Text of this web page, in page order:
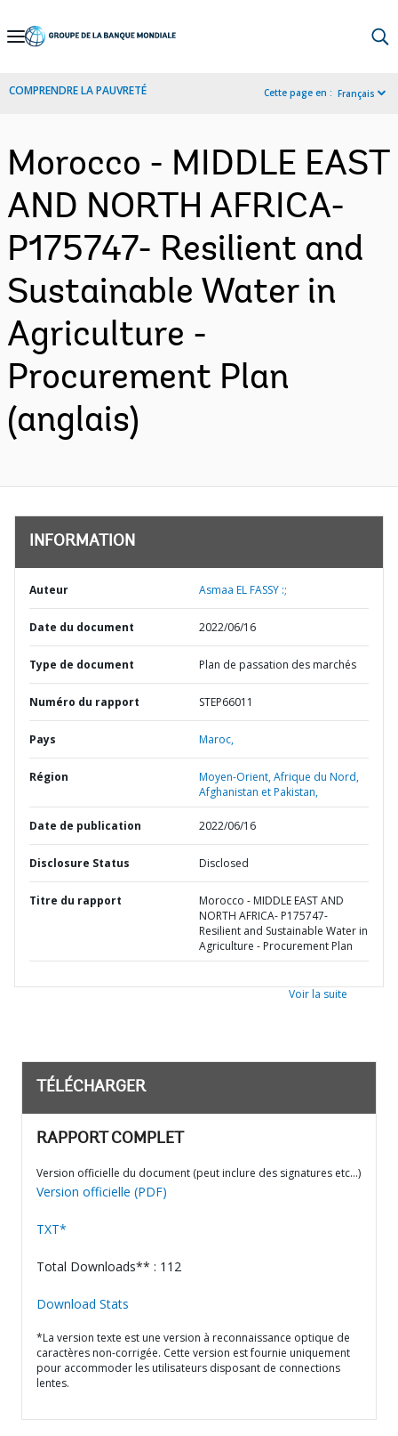
Skip
Navigation
COMPRENDRE LA PAUVRETÉ Cette page en : Français
Morocco - MIDDLE EAST
AND NORTH AFRICA-
P175747- Resilient and
Sustainable Water in
Agriculture -
Procurement Plan
(anglais)
INFORMATION
Auteur Asmaa EL FASSY :;
Date du document 2022/06/16
Type de document Plan de passation des marchés
Numéro du rapport STEP66011
Pays Maroc,
Région
Moyen-Orient, Afrique du Nord,
Afghanistan et Pakistan,
Date de publication 2022/06/16
Disclosure Status Disclosed
Titre du rapport
Morocco - MIDDLE EAST AND
NORTH AFRICA- P175747-
Resilient and Sustainable Water in
Agriculture - Procurement Plan
Voir la suite
TÉLÉCHARGER
RAPPORT COMPLET
Version officielle du document (peut inclure des signatures etc…)
Version officielle (PDF)
TXT*
Total Downloads** : 112
Download Stats
*La version texte est une version à reconnaissance optique de
caractères non-corrigée. Cette version est fournie uniquement
pour accommoder les utilisateurs disposant de connections
lentes.